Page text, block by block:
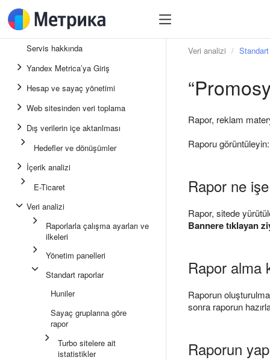
Servis hakkında
Yandex Metrica’ya Giriş
Hesap ve sayaç yönetimi
Web sitesinden veri toplama
Dış verilerin içe aktarılması
Hedefler ve dönüşümler
İçerik analizi
E-Ticaret
Veri analizi
Raporlarla çalışma ayarları ve
ilkeleri
Yönetim panelleri
Standart raporlar
Huniler
Sayaç gruplarına göre
rapor
Turbo sitelere ait
istatistikler
Veri analizi
Rapor, reklam
Raporu
Rapor ne
Rapor, sitede
Bannere tıklayan
Rapor alma
Raporun
sonra raporun
Raporun